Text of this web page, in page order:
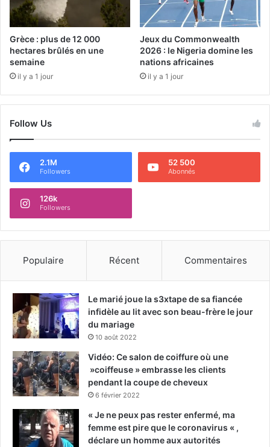
Grèce : plus de 12 000
hectares brûlés en une
semaine
il y a 1 jour
Jeux du Commonwealth
2026 : le Nigeria domine les
nations africaines
il y a 1 jour
Follow Us
2.1M
Followers
52 500
Abonnés
126k
Followers
Populaire Récent Commentaires
Le marié joue la s3xtape de sa fiancée
infidèle au lit avec son beau-frère le jour
du mariage
10 août 2022
Vidéo: Ce salon de coiffure où une
»coiffeuse » embrasse les clients
pendant la coupe de cheveux
6 février 2022
« Je ne peux pas rester enfermé, ma
femme est pire que le coronavirus « ,
déclare un homme aux autorités